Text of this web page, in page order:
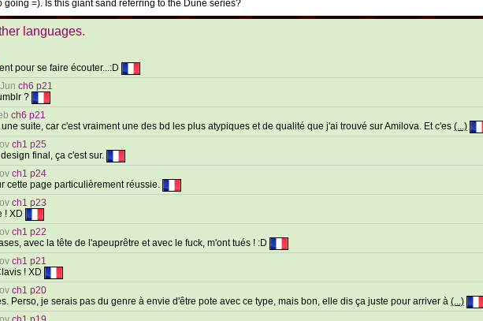
going =). Is this giant sand referring to the Dune series?
languages.
pour se faire écouter...:D
ch6 p21
?
ch6 p21
suite, car c'est vraiment une des bd les plus atypiques et de qualité que j'ai trouvé sur Amilova. Et c'es (...)
ch1 p25
final, ça c'est sur.
ch1 p24
cette page particulièrement réussie.
ch1 p23
! XD
ch1 p22
avec la tête de l'apeuprêtre et avec le fuck, m'ont tués ! :D
ch1 p21
! XD
ch1 p20
Perso, je serais pas du genre à envie d'être pote avec ce type, mais bon, elle dis ça juste pour arriver à (...)